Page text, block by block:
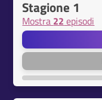
Stagione 1
Mostra 22 episodi